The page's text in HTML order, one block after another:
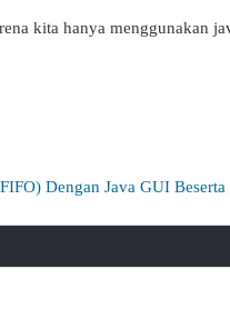
kita hanya menggunakan
Dengan Java GUI Beserta